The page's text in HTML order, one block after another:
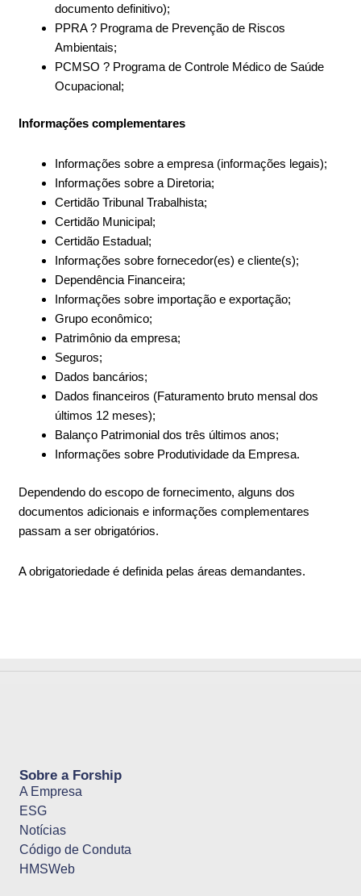
documento definitivo);
PPRA ? Programa de Prevenção de Riscos
Ambientais;
PCMSO ? Programa de Controle Médico de Saúde
Ocupacional;
Informações complementares
Informações sobre a empresa (informações legais);
Informações sobre a Diretoria;
Certidão Tribunal Trabalhista;
Certidão Municipal;
Certidão Estadual;
Informações sobre fornecedor(es) e cliente(s);
Dependência Financeira;
Informações sobre importação e exportação;
Grupo econômico;
Patrimônio da empresa;
Seguros;
Dados bancários;
Dados financeiros (Faturamento bruto mensal dos
últimos 12 meses);
Balanço Patrimonial dos três últimos anos;
Informações sobre Produtividade da Empresa.
Dependendo do escopo de fornecimento, alguns dos
documentos adicionais e informações complementares
passam a ser obrigatórios.
A obrigatoriedade é definida pelas áreas demandantes.
Sobre a Forship
A Empresa
ESG
Notícias
Código de Conduta
HMSWeb